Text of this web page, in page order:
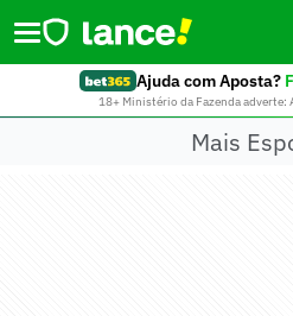
Ajuda com Aposta?
18+ Ministério da Fazenda adverte:
Mais